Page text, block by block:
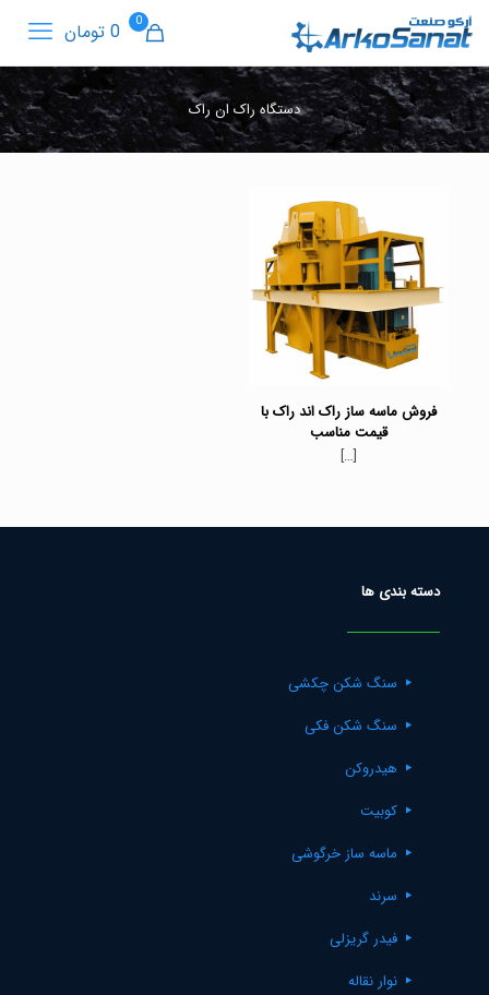
0 0 تومان
دستگاه راک ان راک
فروش ماسه ساز راک اند راک با
قیمت مناسب
[…]
دسته بندی ها
سنگ شکن چکشی
سنگ شکن فکی
هیدروکن
کوبیت
ماسه ساز خرگوشی
سرند
فیدر گریزلی
نوار نقاله